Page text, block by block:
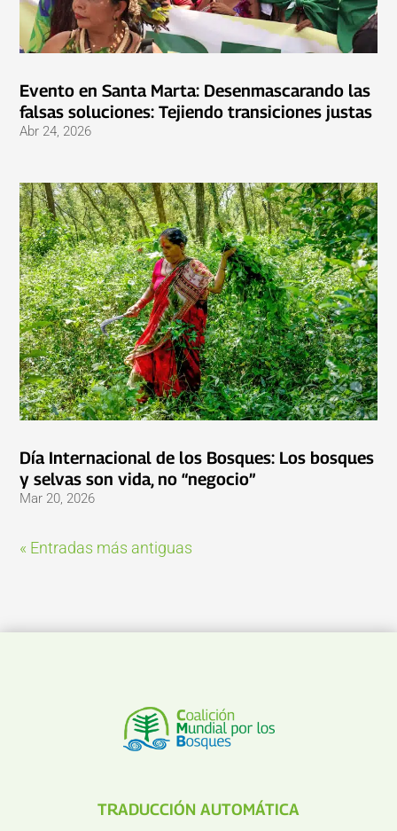
Evento en Santa Marta: Desenmascarando las
falsas soluciones: Tejiendo transiciones justas
Abr 24, 2026
Día Internacional de los Bosques: Los bosques
y selvas son vida, no “negocio”
Mar 20, 2026
« Entradas más antiguas
TRADUCCIÓN AUTOMÁTICA